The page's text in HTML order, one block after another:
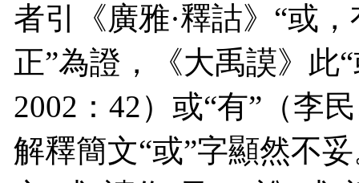
者引《廣雅·釋詁》“或
正”為證，《大禹謨》此
2002 ：42）或“有”（李
解釋簡文“或”字顯然不